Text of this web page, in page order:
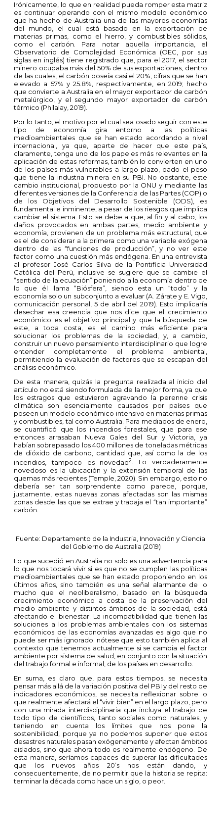
Irónicamente, lo que en realidad pueda romper esta matriz
es continuar operando con el mismo modelo económico
que ha hecho de Australia una de las mayores economías
del mundo, el cual está basado en la exportación de
materias primas, como el hierro, y combustibles sólidos,
como el carbón. Para notar aquella importancia, el
Observatorio de Complejidad Económica (OEC, por sus
siglas en inglés) tiene registrado que, para el 2017, el sector
minero ocupaba más del 50% de sus exportaciones, dentro
de las cuales, el carbón poseía casi el 20%, cifras que se han
elevado a 57% y 25.8%, respectivamente, en 2019; hecho
que convierte a Australia en el mayor exportador de carbón
metalúrgico, y el segundo mayor exportador de carbón
térmico (Philalay, 2019).
Por lo tanto, el motivo por el cual sea osado seguir con este
tipo de economía gira entorno a las políticas
medioambientales que se han estado acordando a nivel
internacional, ya que, aparte de hacer que este país,
claramente, tenga uno de los papeles más relevantes en la
aplicación de estas reformas, también lo convierten en uno
de los países más vulnerables a largo plazo, dado el peso
que tiene la industria minera en su PBI. No obstante, este
cambio institucional, propuesto por la ONU y mediante las
diferentes versiones de la Conferencia de las Partes (COP) o
de los Objetivos del Desarrollo Sostenible (ODS), es
fundamental e inminente, a pesar de los riesgos que implica
cambiar el sistema. Esto se debe a que, al fin y al cabo, los
daños provocados en ambas partes, medio ambiente y
economía, provienen de un problema más estructural, que
es el de considerar a la primera como una variable exógena
dentro de las “funciones de producción”, y no ver este
factor como una cuestión más endógena. En una entrevista
al profesor José Carlos Silva de la Pontificia Universidad
Católica del Perú, inclusive se sugiere que se cambie el
“sentido de la ecuación” poniendo a la economía dentro de
lo que él llama “Biósfera”, siendo esta un “todo” y la
economía solo un subconjunto a evaluar (A. Zárate y E. Vigo,
comunicación personal, 5 de abril del 2019). Esto implicaría
desechar esa creencia que nos dice que el crecimiento
económico es el objetivo principal y que la búsqueda de
este, a toda costa, es el camino más eficiente para
solucionar los problemas de la sociedad, y, a cambio,
construir un nuevo pensamiento interdisciplinario que logre
entender completamente el problema ambiental,
permitiendo la evaluación de factores que se escapan del
análisis económico.
De esta manera, quizás la pregunta realizada al inicio del
artículo no está siendo formulada de la mejor forma, ya que
los estragos que estuvieron agravando la perenne crisis
climática son esencialmente causados por países que
poseen un modelo económico intensivo en materias primas
y combustibles, tal como Australia. Para mediados de enero,
se cuantificó que los incendios forestales, que para ese
entonces arrasaban Nueva Gales del Sur y Victoria, ya
habían sobrepasado los 400 millones de toneladas métricas
de dióxido de carbono, cantidad que, así como la de los
incendios, tampoco es novedad2. Lo verdaderamente
novedoso es la ubicación y la extensión temporal de las
quemas más recientes (Temple, 2020). Sin embargo, esto no
debería ser tan sorprendente como parece, porque,
justamente, estas nuevas zonas afectadas son las mismas
zonas desde las que se extrae y trabaja el “tan importante”
carbón.
Fuente: Departamento de la Industria, Innovación y Ciencia
del Gobierno de Australia (2019)
Lo que sucedió en Australia no solo es una advertencia para
lo que nos tocará vivir si es que no se cumplen las políticas
medioambientales que se han estado proponiendo en los
últimos años, sino también es una señal alarmante de lo
mucho que el neoliberalismo, basado en la búsqueda
crecimiento económico a costa de la preservación del
medio ambiente y distintos ámbitos de la sociedad, está
afectando el bienestar. La incompatibilidad que tienen las
soluciones a los problemas ambientales con los sistemas
económicos de las economías avanzadas es algo que no
puede ser más ignorado; nótese que esto también aplica al
contexto que tenemos actualmente si se cambia el factor
ambiente por sistema de salud, en conjunto con la situación
del trabajo formal e informal, de los países en desarrollo.
En suma, es claro que, para estos tiempos, se necesita
pensar más allá de la variación positiva del PBI y del resto de
indicadores económicos, se necesita reflexionar sobre lo
que realmente afectará el “vivir bien” en el largo plazo, pero
con una mirada interdisciplinaria que incluya el trabajo de
todo tipo de científicos, tanto sociales como naturales, y
teniendo en cuenta los límites que nos pone la
sostenibilidad, porque ya no podemos suponer que estos
desastres naturales pasan exógenamente y afectan ámbitos
aislados, sino que ahora todo es realmente endógeno. De
esta manera, seríamos capaces de superar las dificultades
que los nuevos años 20’s nos están dando, y
consecuentemente, de no permitir que la historia se repita:
terminar la década como hace un siglo, o peor.